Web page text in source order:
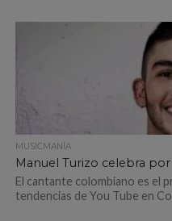
MUSICMANÍA
Manuel Turizo celebra
El cantante colombiano es el
tendencias de You Tube en